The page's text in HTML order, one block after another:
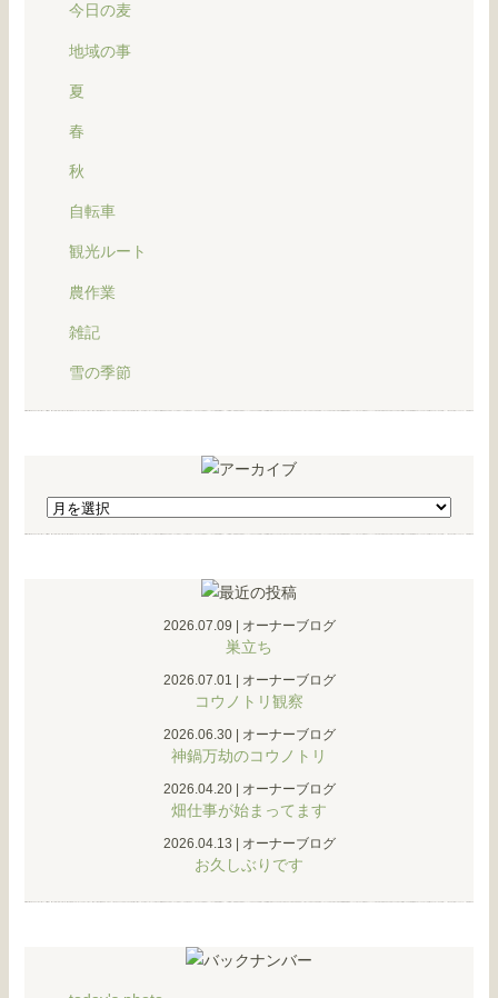
今日の麦
地域の事
夏
春
秋
自転車
観光ルート
農作業
雑記
雪の季節
2026.07.09 オーナーブログ
巣立ち
2026.07.01 オーナーブログ
コウノトリ観察
2026.06.30| オーナーブログ
神鍋万劫のコウノトリ
2026.04.20| オーナーブログ
畑仕事が始まってます
2026.04.13 オーナーブログ
お久しぶりです